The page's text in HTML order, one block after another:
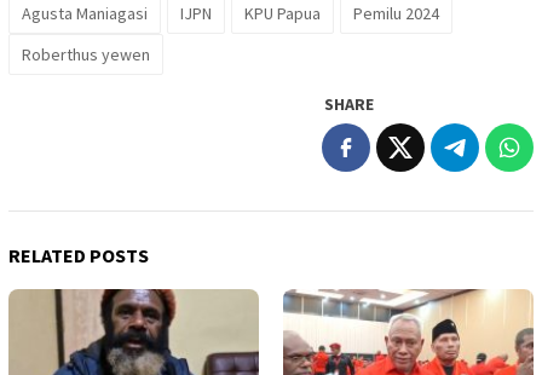
Agusta Maniagasi IJPN KPU Papua
Pemilu 2024
Roberthus yewen
SHARE
RELATED POSTS